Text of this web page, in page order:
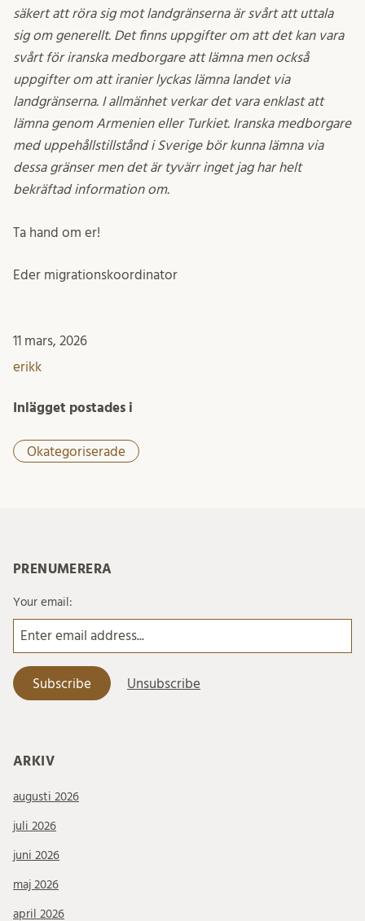
säkert att röra sig mot landgränserna är svårt att uttala
sig om generellt. Det finns uppgifter om att det kan vara
svårt för iranska medborgare att lämna men också
uppgifter om att iranier lyckas lämna landet via
landgränserna. I allmänhet verkar det vara enklast att
lämna genom Armenien eller Turkiet. Iranska medborgare
med uppehållstillstånd i Sverige bör kunna lämna via
dessa gränser men det är tyvärr inget jag har helt
bekräftad information om.
Ta hand om er!
Eder migrationskoordinator
11 mars, 2026
erikk
Inlägget postades i
Okategoriserade
PRENUMERERA
Your email:
ARKIV
augusti 2026
juli 2026
juni 2026
maj 2026
april 2026